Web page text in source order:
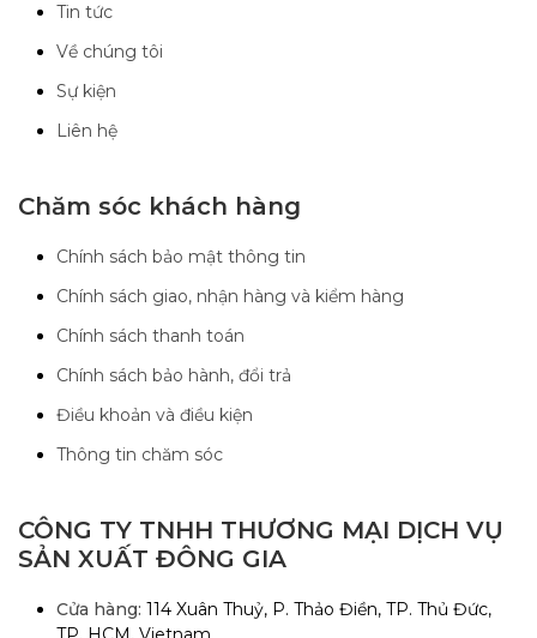
Tin tức
Về chúng tôi
Sự kiện
Liên hệ
Chăm sóc khách hàng
Chính sách bảo mật thông tin
Chính sách giao, nhận hàng và kiểm hàng
Chính sách thanh toán
Chính sách bảo hành, đổi trả
Điều khoản và điều kiện
Thông tin chăm sóc
CÔNG TY TNHH THƯƠNG MẠI DỊCH VỤ
SẢN XUẤT ĐÔNG GIA
Cửa hàng: 114 Xuân Thuỷ, P. Thảo Điền, TP. Thủ Đức,